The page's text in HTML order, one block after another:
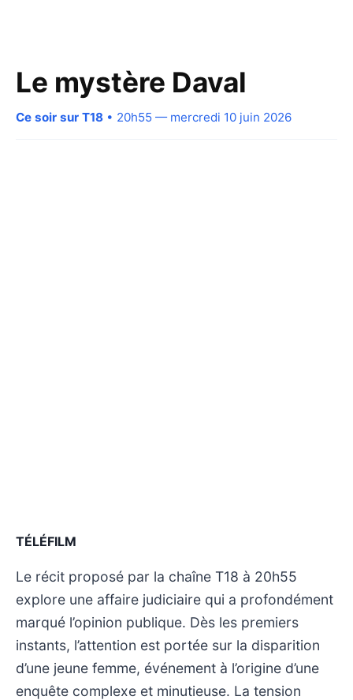
Le mystère Daval
Ce soir sur T18 • 20h55 — mercredi 10 juin 2026
TÉLÉFILM
Le récit proposé par la chaîne T18 à 20h55
explore une affaire judiciaire qui a profondément
marqué l’opinion publique. Dès les premiers
instants, l’attention est portée sur la disparition
d’une jeune femme, événement à l’origine d’une
enquête complexe et minutieuse. La tension